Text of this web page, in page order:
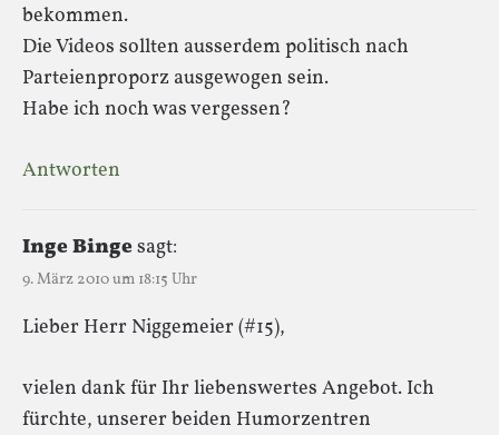
bekommen.
Die Videos sollten ausserdem politisch nach
Parteienproporz ausgewogen sein.
Habe ich noch was vergessen?
Antworten
Inge Bingesagt:
9. März 2010 um 18:15 Uhr
Lieber Herr Niggemeier (#15),
vielen dank für Ihr liebenswertes Angebot. Ich
fürchte, unserer beiden Humorzentren